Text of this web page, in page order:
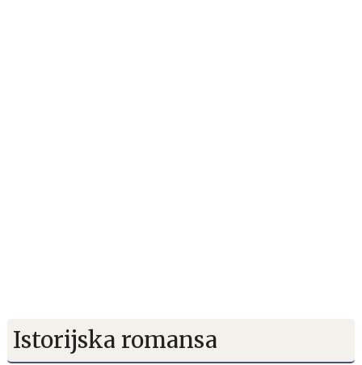
Istorijska romansa